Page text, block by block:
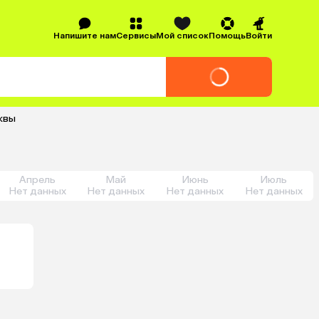
Напишите намСервисыМой списокПомощьВойти
Апрель
Нет данных
Май
Нет данных
Июнь
Нет данных
Июль
Нет данных